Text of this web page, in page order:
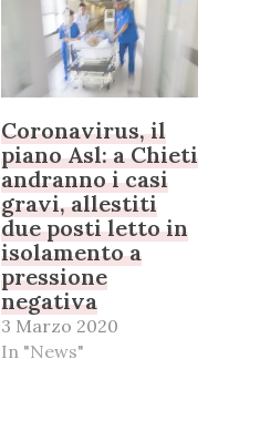
Coronavirus, il
piano Asl: a Chieti
andranno i casi
gravi, allestiti
due posti letto in
isolamento a
pressione
negativa
3 Marzo 2020
In "News"